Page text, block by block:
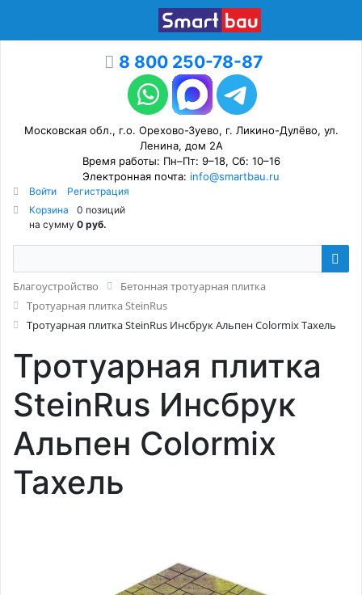
8 800 250-78-87
Московская обл., г.о. Орехово-Зуево, г. Ликино-Дулёво, ул.
Ленина, дом 2А
Время работы: Пн–Пт: 9–18, Сб: 10–16
Электронная почта: info@smartbau.ru
Войти
Регистрация
Корзина
0 позиций
на сумму 0 руб.
Благоустройство
Бетонная тротуарная плитка
Тротуарная плитка SteinRus
Тротуарная плитка SteinRus Инсбрук Альпен Colormix Тахель
Тротуарная плитка
SteinRus Инсбрук
Альпен Colormix
Тахель